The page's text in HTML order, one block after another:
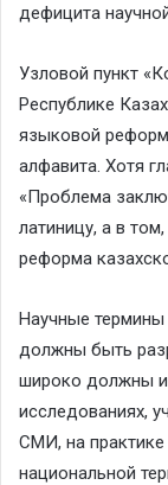
дефицита
Узловой пункт
Республике
языковой
алфавита. Хотя
«Проблема
латиницу, а в
реформа
Научные термины
должны быть
широко должны
исследованиях,
СМИ, на
национальной